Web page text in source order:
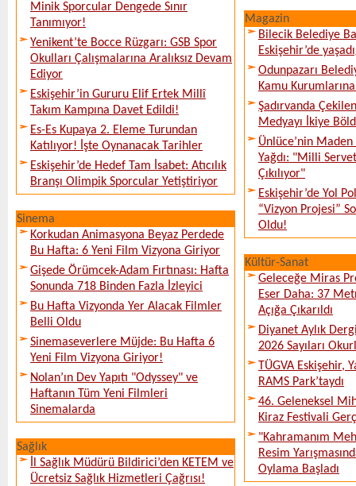
Minik Sporcular Dengede Sınır
Tanımıyor!
Yenikent’te Bocce Rüzgarı: GSB Spor
Okulları Çalışmalarına Aralıksız Devam
Ediyor
Eskişehir’in Gururu Elif Ertek Millî
Takım Kampına Davet Edildi!
Es-Es Kupaya 2. Eleme Turundan
Katılıyor! İşte Oynanacak Tarihler
Eskişehir’de Hedef Tam İsabet: Atıcılık
Branşı Olimpik Sporcular Yetiştiriyor
Sinema
Korkudan Animasyona Beyaz Perdede
Bu Hafta: 6 Yeni Film Vizyona Giriyor
Gişede Örümcek-Adam Fırtınası: Hafta
Sonunda 718 Binden Fazla İzleyici
Bu Hafta Vizyonda Yer Alacak Filmler
Belli Oldu
Sinemaseverlere Müjde: Bu Hafta 6
Yeni Film Vizyona Giriyor!
Nolan’ın Dev Yapıtı "Odyssey" ve
Haftanın Tüm Yeni Filmleri
Sinemalarda
Sağlık
İl Sağlık Müdürü Bildirici’den KETEM ve
Ücretsiz Sağlık Hizmetleri Çağrısı!
Magazin
Bilecik Belediye
Eskişehir’de
Odunpazarı
Kamu Kurumlarına
Şadırvanda
Medyayı İkiye
Ünlüce’nin Maden
Yağdı: "Milli
Çıkılıyor"
Eskişehir’de Yol
“Vizyon Projesi”
Oldu!
Kültür-Sanat
Geleceğe Miras
Eser Daha: 37
Açığa Çıkarıldı
Diyanet Aylık
2026 Sayıları
TÜGVA Eskişehir,
RAMS Park’taydı
46. Geleneksel
Kiraz Festivali
"Kahramanım
Resim
Oylama Başladı